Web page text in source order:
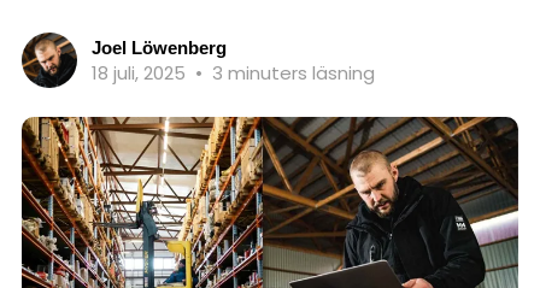
Joel Löwenberg
18 juli, 2025 • 3 minuters läsning